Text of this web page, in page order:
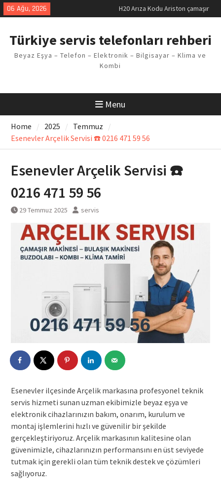
Skip
to
06 Ağu, 2026
makinesi Sorunu
LG kombi E2 Arızası Çözümü
Çözüm Yöntemleri
Vaillant çamaşır makinesi E03
Arıza Kodu
Türkiye servis telefonları rehberi
Beyaz Eşya – Telefon – Elektronik – Bilgisayar – Klima ve
Kombi
Menu
Home 2025
Temmuz
Esenevler Arçelik Servisi ☎️ 0216 471 59 56
Esenevler Arçelik Servisi ☎️
0216 471 59 56
29 Temmuz 2025 servis
Esenevler ilçesinde Arçelik markasına profesyonel teknik
servis hizmeti sunan uzman ekibimizle beyaz eşya ve
elektronik cihazlarınızın bakım, onarım, kurulum ve
montaj işlemlerini hızlı ve güvenilir bir şekilde
gerçekleştiriyoruz. Arçelik markasının kalitesine olan
güvenimizle, cihazlarınızın performansını en üst seviyede
tutmak için gerekli olan tüm teknik destek ve çözümleri
sağlıyoruz.